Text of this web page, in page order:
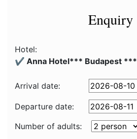
Enquiry
Hotel:
✔️ Anna Hotel*** Budapest ***
Arrival date:
Departure date:
Number of adults: